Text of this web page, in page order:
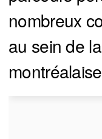
nombreux
au sein de